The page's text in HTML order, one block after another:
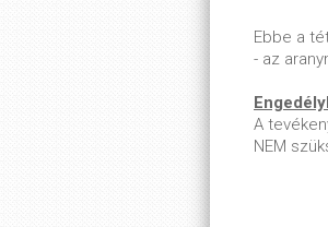
Ebbe a
- az
A
NEM